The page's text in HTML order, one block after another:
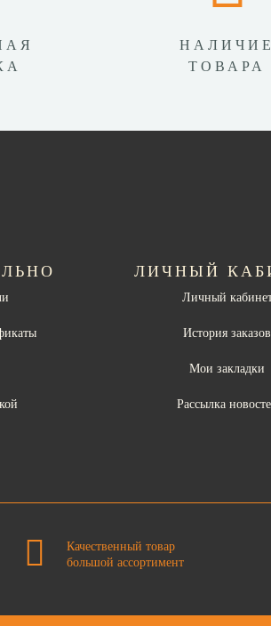
НАЛИЧИЕ
ТОВАРА
ЛИЧНЫЙ
Личный
История заказов
Мои закладки
Рассылка
Качественный товар
большой ассортимент